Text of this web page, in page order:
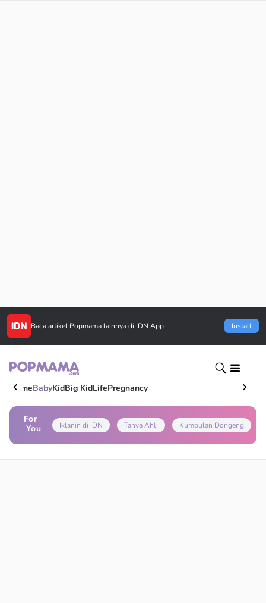
Baca artikel Popmama lainnya di IDN App Install
HomeBabyKidBig KidLifePregnancy
For
You
Iklanin di IDN Tanya Ahli Kumpulan Dongeng